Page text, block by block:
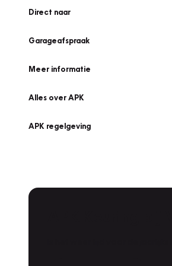
Direct naar
Garageafspraak
Meer informatie
Alles over APK
APK regelgeving